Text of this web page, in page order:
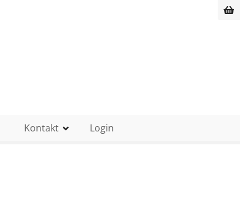
Kontakt Login